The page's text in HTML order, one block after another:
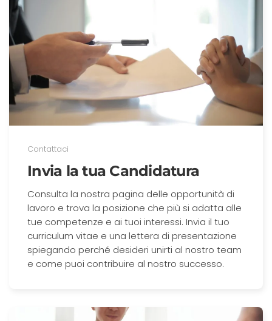
Contattaci
Invia la tua Candidatura
Consulta la nostra pagina delle opportunità di
lavoro e trova la posizione che più si adatta alle
tue competenze e ai tuoi interessi. Invia il tuo
curriculum vitae e una lettera di presentazione
spiegando perché desideri unirti al nostro team
e come puoi contribuire al nostro successo.